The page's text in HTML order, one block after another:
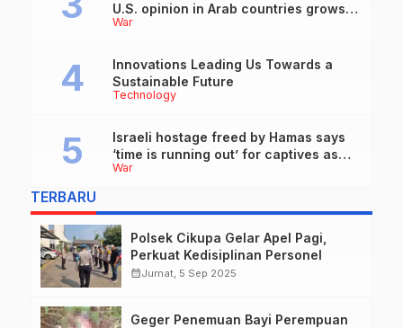
War
U.S. opinion in Arab countries grows
over support for Israel, leaders tell
Technology
Innovations Leading Us Towards a
Sustainable Future
War
Israeli hostage freed by Hamas says
‘time is running out’ for captives as
she describes harrowing conditions
TERBARU
Polsek Cikupa Gelar Apel Pagi,
Perkuat Kedisiplinan Personel
calendar_monthJumat, 5 Sep 2025
Geger Penemuan Bayi Perempuan